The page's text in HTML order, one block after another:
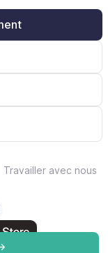
Travailler avec nous